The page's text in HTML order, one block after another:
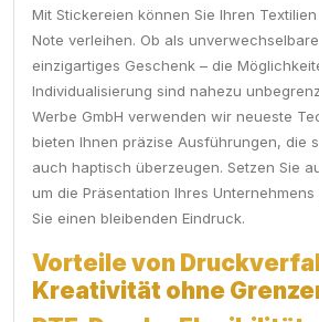
Mit Stickereien können Sie Ihren
Note verleihen. Ob als
einzigartiges Geschenk – die
Individualisierung sind nahezu
Werbe GmbH verwenden wir neueste
bieten Ihnen präzise Ausführungen, die
auch haptisch überzeugen. Setzen Sie
um die Präsentation Ihres
Sie einen bleibenden Eindruck.
Vorteile von
Kreativität ohne